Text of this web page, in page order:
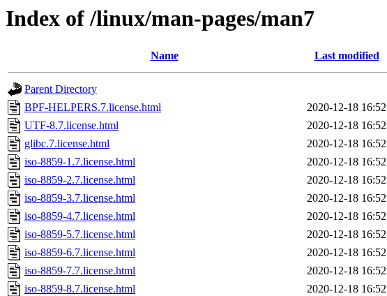
Index of /linux/man-pages/man7
Name Last modified
Parent Directory
BPF-HELPERS.7.license.html
2020-12-18 16:52
UTF-8.7.license.html
2020-12-18 16:52
glibc.7.license.html
2020-12-18 16:52
iso-8859-1.7.license.html
2020-12-18 16:52
iso-8859-2.7.license.html
2020-12-18 16:52
iso-8859-3.7.license.html
2020-12-18 16:52
iso-8859-4.7.license.html
2020-12-18 16:52
iso-8859-5.7.license.html
2020-12-18 16:52
iso-8859-6.7.license.html
2020-12-18 16:52
iso-8859-7.7.license.html
2020-12-18 16:52
iso-8859-8.7.license.html
2020-12-18 16:52